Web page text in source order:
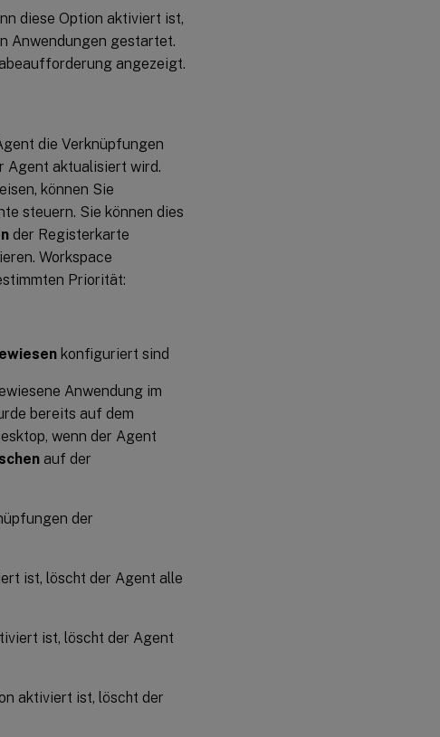
diese Option aktiviert ist,
Anwendungen gestartet.
angezeigt.
die Verknüpfungen
Agent aktualisiert wird.
können Sie
steuern. Sie können dies
der Registerkarte
Workspace
Priorität:
konfiguriert sind
Anwendung im
bereits auf dem
wenn der Agent
auf der
der
ist, löscht der Agent alle
ist, löscht der Agent
aktiviert ist, löscht der